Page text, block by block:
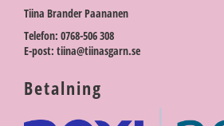
Tiina Brander Paananen
Telefon: 0768-506 308
E-post: tiina@tiinasgarn.se
Betalning